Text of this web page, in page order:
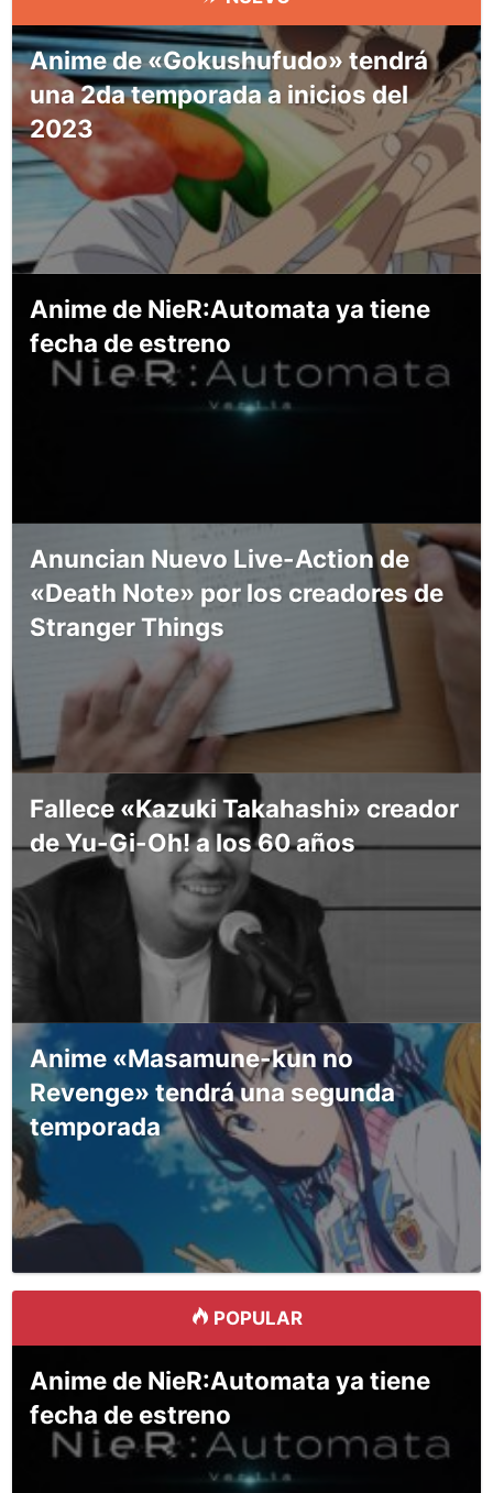
Anime de «Gokushufudo» tendrá
una 2da temporada a inicios del
2023
Anime de NieR:Automata ya tiene
fecha de estreno
Anuncian Nuevo Live-Action de
«Death Note» por los creadores de
Stranger Things
Fallece «Kazuki Takahashi» creador
de Yu-Gi-Oh! a los 60 años
Anime «Masamune-kun no
Revenge» tendrá una segunda
temporada
POPULAR
Anime de NieR:Automata ya tiene
fecha de estreno